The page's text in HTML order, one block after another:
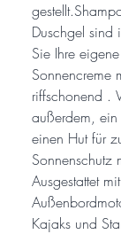
Duschgel sind
Sie Ihre
Sonnencreme
riffschonend .
außerdem, ein
einen Hut für
Sonnenschutz
Ausgestattet
Kajaks und